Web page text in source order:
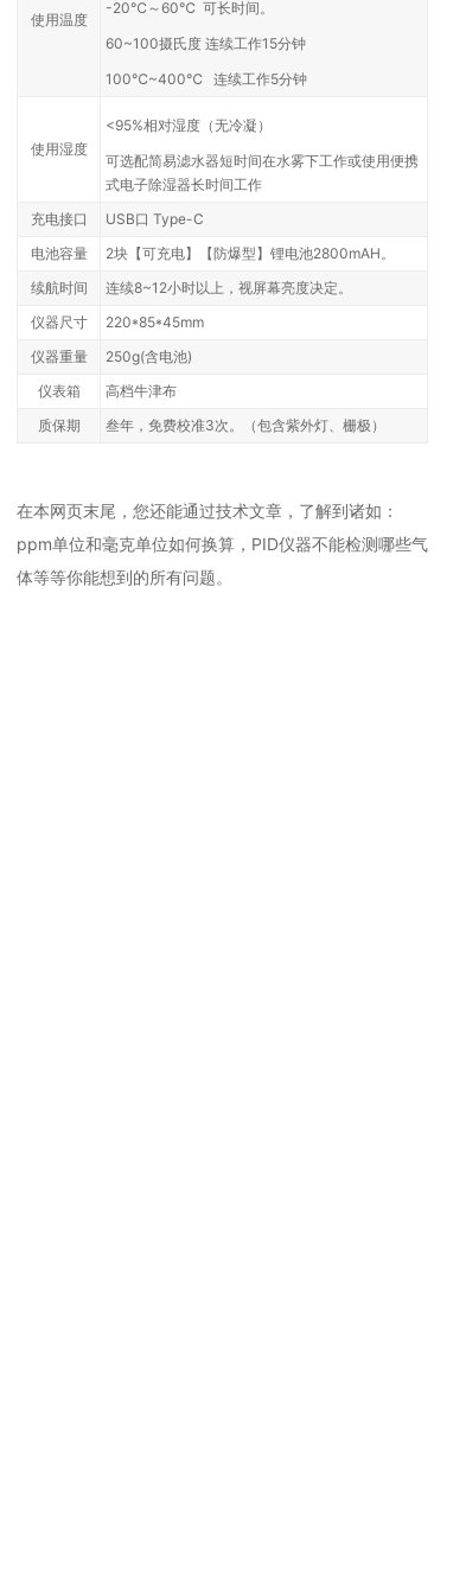
使用温度
-20℃～60℃ 可长时间。
60~100摄氏度 连续工作15分钟
100℃~400℃ 连续工作5分钟
使用湿度
<95%相对湿度（无冷凝）
可选配简易滤水器短时间在水雾下工作或使用便携
式电子除湿器长时间工作
充电接口
USB口 Type-C
电池容量
2块【可充电】【防爆型】 锂电池2800mAH。
续航时间
连续8~12小时以上，视屏幕亮度决定。
仪器尺寸
220*85*45mm
仪器重量
250g(含电池)
仪表箱
高档牛津布
质保期
叁年，免费校准3次。（包含紫外灯、栅极）
在本网页末尾，您还能通过技术文章，了解到诸如：
ppm单位和毫克单位如何换算，PID仪器不能检测哪些气
体等等你能想到的所有问题。